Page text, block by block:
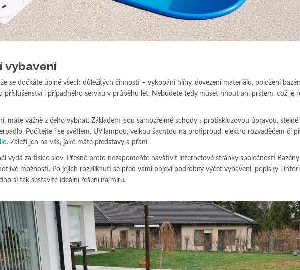
vybavení
se dočkáte úplně všech důležitých činností – vykopání hlíny, dovezení materiálu, položení
příslušenství i případného servisu v průběhu let. Nebudete tedy muset hnout ani prstem, což je
máte vážně z čeho vybírat. Základem jsou samozřejmě schody s protiskluzovou úpravou, stejně
Počítejte i se světlem, UV lampou, velkou šachtou na protiproud, elektro rozvaděčem či
. Záleží jen na vás, jaké máte představy a přání.
vydá za tisíce slov. Přesně proto nezapomeňte navštívit internetové stránky společnosti Bazény
možnosti. Po jejich rozkliknutí se před vámi objeví podrobný výčet vybavení, popisky i
si tak sestavíte ideální řešení na míru.